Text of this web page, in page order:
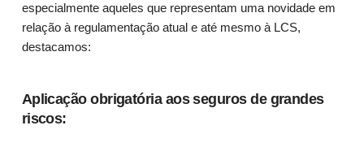
especialmente aqueles que representam uma novidade em
relação à regulamentação atual e até mesmo à LCS,
destacamos:
Aplicação obrigatória aos seguros de grandes
riscos: